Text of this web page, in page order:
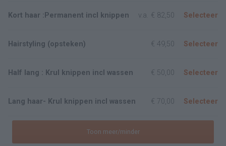
Kort haar :Permanent incl knippen v.a. € 82,50 Selecteer
Hairstyling (opsteken) € 49,50 Selecteer
Half lang : Krul knippen incl wassen € 50,00 Selecteer
Lang haar- Krul knippen incl wassen € 70,00 Selecteer
Toon meer/minder